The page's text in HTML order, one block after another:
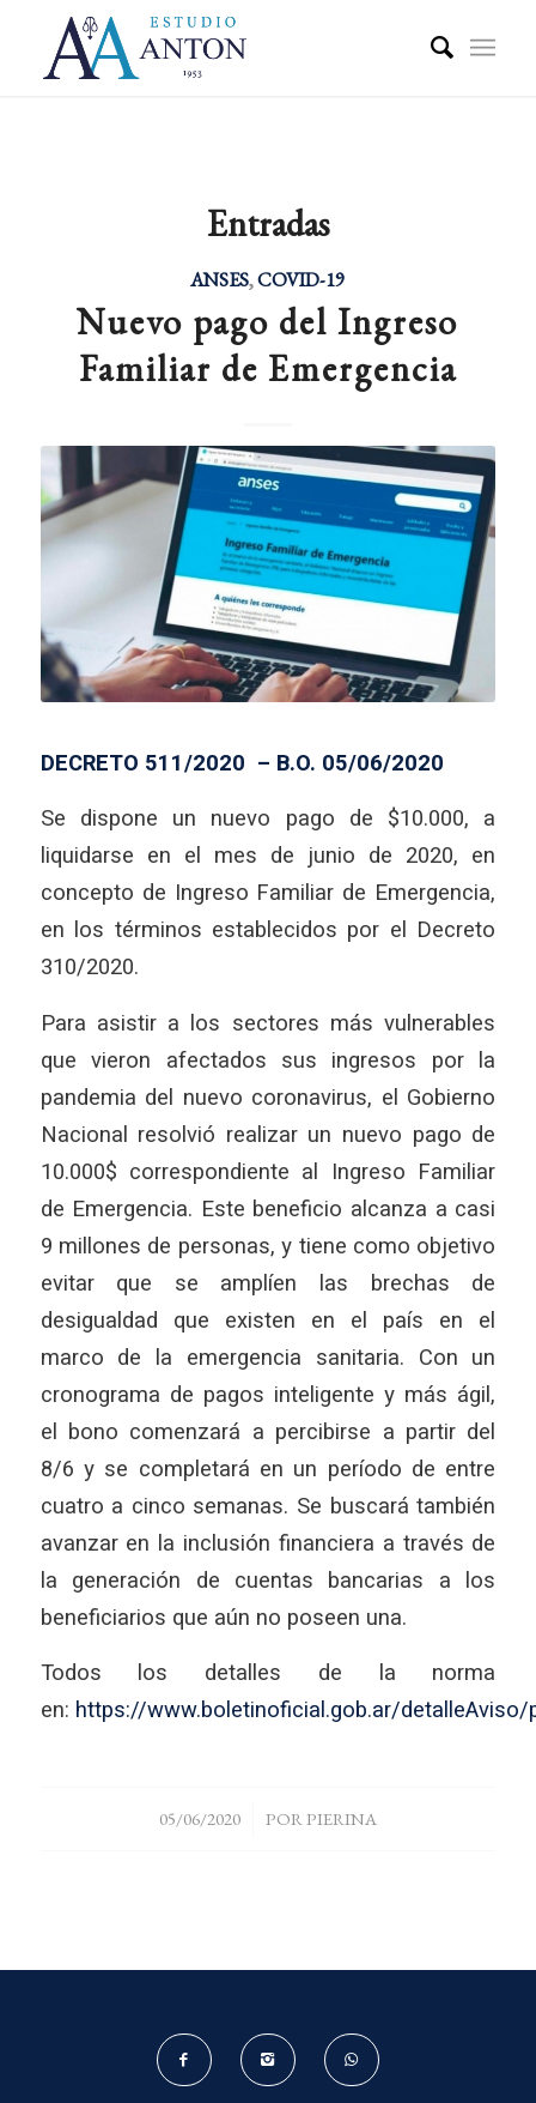
Entradas
ANSES,COVID-19
Nuevo pago del Ingreso
Familiar de Emergencia
DECRETO 511/2020 – B.O. 05/06/2020
Se dispone un nuevo pago de $10.000, a
liquidarse en el mes de junio de 2020, en
concepto de Ingreso Familiar de Emergencia,
en los términos establecidos por el Decreto
310/2020.
Para asistir a los sectores más vulnerables
que vieron afectados sus ingresos por la
pandemia del nuevo coronavirus, el Gobierno
Nacional resolvió realizar un nuevo pago de
10.000$ correspondiente al Ingreso Familiar
de Emergencia. Este beneficio alcanza a casi
9 millones de personas, y tiene como objetivo
evitar que se amplíen las brechas de
desigualdad que existen en el país en el
marco de la emergencia sanitaria. Con un
cronograma de pagos inteligente y más ágil,
el bono comenzará a percibirse a partir del
8/6 y se completará en un período de entre
cuatro a cinco semanas. Se buscará también
avanzar en la inclusión financiera a través de
la generación de cuentas bancarias a los
beneficiarios que aún no poseen una.
Todos los detalles de la norma
en: https://www.boletinoficial.gob.ar/
05/06/2020
/ PORPIERINA